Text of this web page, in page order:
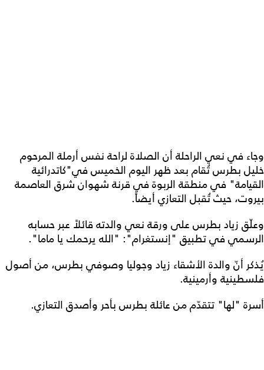
وجاء في نعي الراحلة أن الصلاة لراحة نفس أرملة المرحوم
خليل بطرس تُقام بعد ظهر اليوم الخميس في"كاتدرائية
القيامة" في منطقة الربوة في قرنة شهوان شرق العاصمة
بيروت، حيث تُقبل التعازي أيضاً.
وعلّق زياد بطرس على ورقة نعي والدته قائلاً عبر حسابه
الرسمي في تطبيق "إنستغرام": "الله يرحمك يا ماما".
يُذكر أنّ والدة الأشقاء زياد وجوليا وصوفي بطرس، من أصول
فلسطينية وأرمينية.
أسرة "لها" تتقدّم من عائلة بطرس بأحر وأصدق التعازي.